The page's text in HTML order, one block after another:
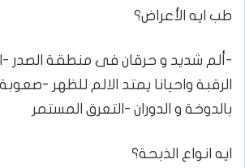
طب ايه الأعراض؟
⁦-⁩ألم شديد و حرقان فى منطقة الصدر -⁩
بالدوخة و الدوران ⁦-⁩التعرق المستمر
ايه انواع الذبحة؟